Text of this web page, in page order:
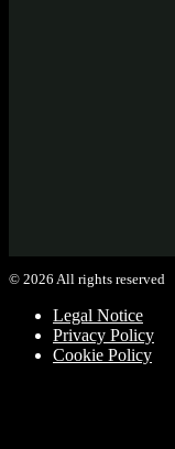
© 2026 All rights reserved
Legal Notice
Privacy Policy
Cookie Policy